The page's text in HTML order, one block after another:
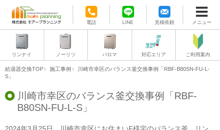
電話 LINE 見積依頼 メニュー
リンナイ ノーリツ パロマ 対応エリア ご利用案内
給湯器交換TOP 施工事例
川崎市幸区のバランス釜交換事例「RBF-B80SN-FU-L-
S」
川崎市幸区のバランス釜交換事例「RBF-
B80SN-FU-L-S」